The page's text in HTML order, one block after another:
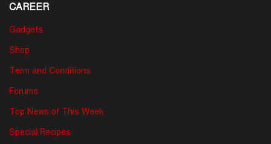
CAREER
Gadgets
Shop
Term and Conditions
Forums
Top News of This Week
Special Recipes